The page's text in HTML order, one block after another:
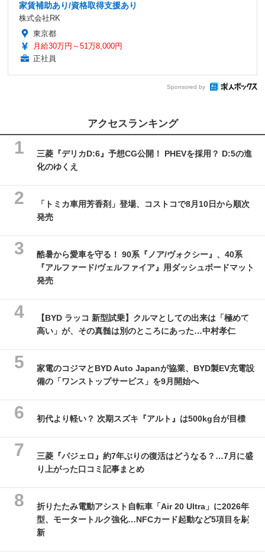
家賃補助あり/資格取得支援あり
株式会社RK
東京都
月給30万円～51万8,000円
正社員
Sponsored by
アクセスランキング
三菱『デリカD:6』予想CG公開！ PHEVを採用？ D:5の進
化のゆくえ
「トミカ車用芳香剤」登場、コストコで8月10日から順次
発売
酷暑から愛車を守る！ 90系『ノア/ヴォクシー』、40系
『アルファード/ヴェルファイア』用ダッシュボードマット
発売
【BYD ラッコ 新型試乗】クルマとしての出来は「極めて
高い」が、その真髄は別のところにあった…中村孝仁
家電のコジマとBYD Auto Japanが協業、BYD製EV充電設
備の「ワンストップサービス」を9月開始へ
初代より軽い？ 次期スズキ『アルト』は500kg台が目標
三菱『パジェロ』約7年ぶりの復活はどうなる？…7月に盛
り上がった口コミ記事まとめ
折りたたみ電動アシスト自転車「Air 20 Ultra」に2026年
型、モータートルク強化…NFCカード起動など5項目を刷
新